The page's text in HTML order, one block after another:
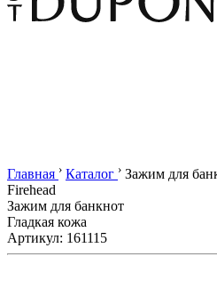
Главная › Каталог › Зажим для
Firehead
Зажим для банкнот
Гладкая кожа
Артикул: 161115